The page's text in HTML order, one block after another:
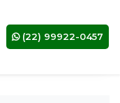
(22) 99922-0457